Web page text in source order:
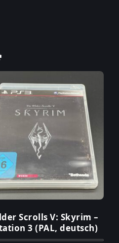
Scrolls V: Skyrim –
3 (PAL, deutsch)